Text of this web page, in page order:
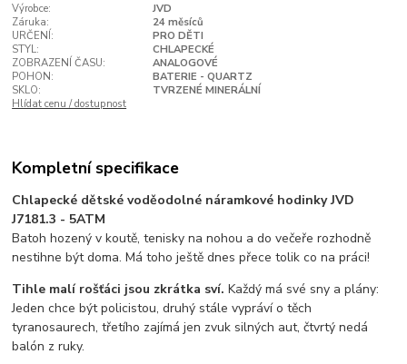
Výrobce:
JVD
Záruka:
24 měsíců
URČENÍ:
PRO DĚTI
STYL:
CHLAPECKÉ
ZOBRAZENÍ ČASU:
ANALOGOVÉ
POHON:
BATERIE - QUARTZ
SKLO:
TVRZENÉ MINERÁLNÍ
Hlídat cenu / dostupnost
Kompletní specifikace
Chlapecké dětské voděodolné náramkové hodinky JVD
J7181.3 - 5ATM
Batoh hozený v koutě, tenisky na nohou a do večeře rozhodně
nestihne být doma. Má toho ještě dnes přece tolik co na práci!
Tihle malí rošťáci jsou zkrátka sví. Každý má své sny a plány:
Jeden chce být policistou, druhý stále vypráví o těch
tyranosaurech, třetího zajímá jen zvuk silných aut, čtvrtý nedá
balón z ruky.